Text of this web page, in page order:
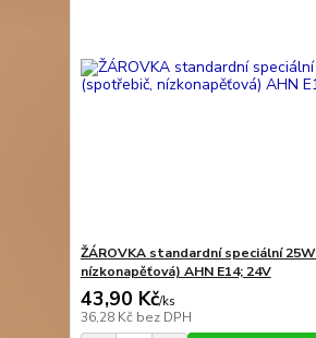
ŽÁROVKA standardní speciální
nízkonapěťová) AHN E14; 24V
43,90 Kč/ks
36,28 Kč bez DPH